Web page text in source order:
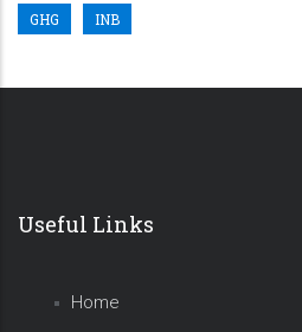
GHG INB
Useful Links
Home